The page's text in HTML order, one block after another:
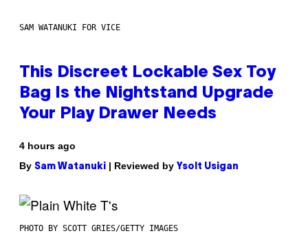
SAM WATANUKI FOR VICE
This Discreet Lockable Sex Toy
Bag Is the Nightstand Upgrade
Your Play Drawer Needs
4 hours ago
By Sam Watanuki | Reviewed by Ysolt Usigan
PHOTO BY SCOTT GRIES/GETTY IMAGES